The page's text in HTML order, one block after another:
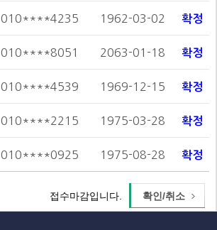
010****4235 1962-03-02 확정
010****8051 2063-01-18 확정
010****4539 1969-12-15 확정
010****2215 1975-03-28 확정
010****0925 1975-08-28 확정
접수마감입니다. 확인/취소